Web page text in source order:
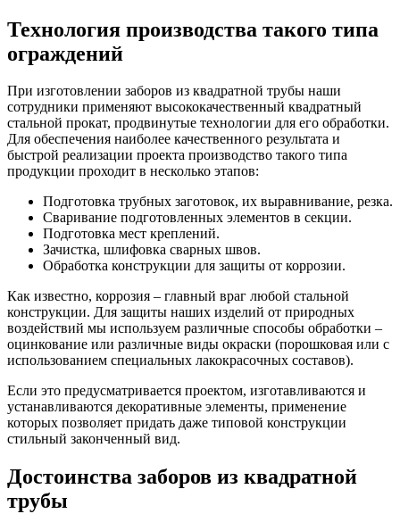
Технология производства такого типа
ограждений
При изготовлении заборов из квадратной трубы наши
сотрудники применяют высококачественный квадратный
стальной прокат, продвинутые технологии для его обработки.
Для обеспечения наиболее качественного результата и
быстрой реализации проекта производство такого типа
продукции проходит в несколько этапов:
Подготовка трубных заготовок, их выравнивание, резка.
Сваривание подготовленных элементов в секции.
Подготовка мест креплений.
Зачистка, шлифовка сварных швов.
Обработка конструкции для защиты от коррозии.
Как известно, коррозия – главный враг любой стальной
конструкции. Для защиты наших изделий от природных
воздействий мы используем различные способы обработки –
оцинкование или различные виды окраски (порошковая или с
использованием специальных лакокрасочных составов).
Если это предусматривается проектом, изготавливаются и
устанавливаются декоративные элементы, применение
которых позволяет придать даже типовой конструкции
стильный законченный вид.
Достоинства заборов из квадратной
трубы